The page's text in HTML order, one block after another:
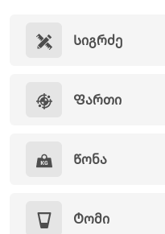
Სიგრძე
Ფართი
Წონა
Ტომი